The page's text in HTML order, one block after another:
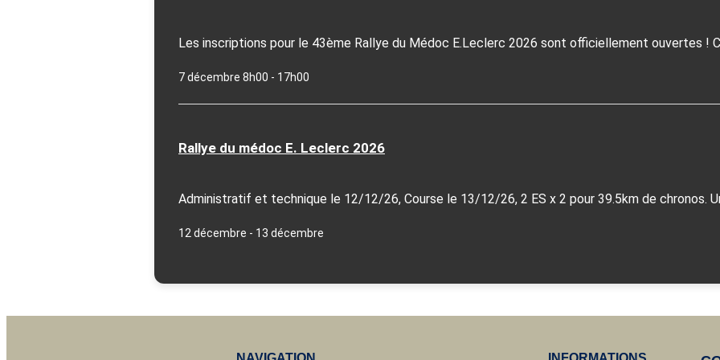
Les inscriptions pour le 43ème Rallye du Médoc E.Leclerc 2026 sont officiellement ouvertes !
7 décembre 8h00 - 17h00
Rallye du médoc E. Leclerc 2026
Administratif et technique le 12/12/26, Course le 13/12/26, 2 ES x 2 pour 39.5km de chronos.
12 décembre - 13 décembre